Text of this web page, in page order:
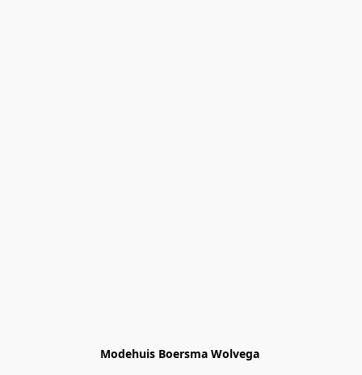
Modehuis Boersma Wolvega